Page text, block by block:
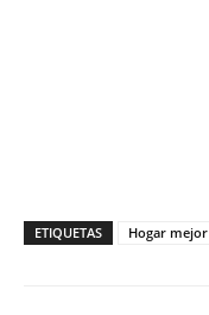
ETIQUETAS Hogar mejor